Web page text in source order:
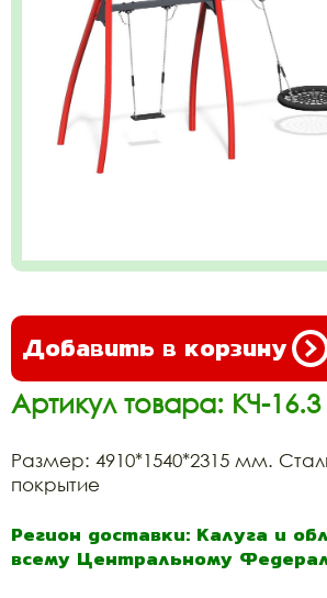
Добавить в корзину
Артикул товара: КЧ-16.3
Размер: 4910*1540*2315 мм.
покрытие
Регион доставки: Калуга и
всему Центральному